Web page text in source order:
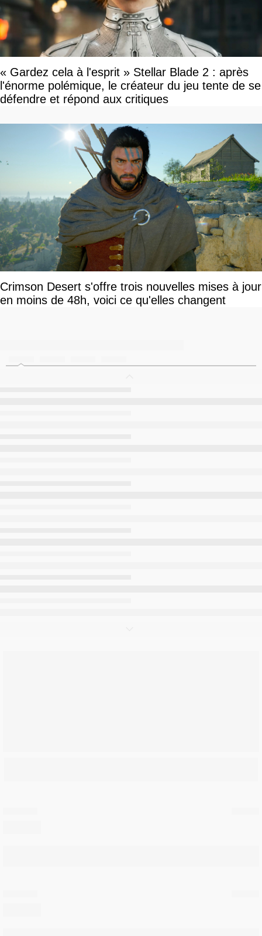
« Gardez cela à l'esprit » Stellar Blade 2 : après
l'énorme polémique, le créateur du jeu tente de se
défendre et répond aux critiques
Crimson Desert s'offre trois nouvelles mises à jour
en moins de 48h, voici ce qu'elles changent